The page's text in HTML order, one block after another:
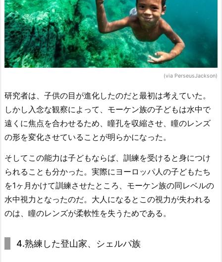
(via PerseusJackson)
研究者は、子供の目が進化したのだと最初は考えていた。
しかし入念な観察によって、モーケン族の子どもは水中で
遠くに焦点を合わせるため、瞳孔を収縮させ、瞳のレンズ
の形を変化させていることが明らかになった。
そしてこの能力は子どもならば、訓練を受けると身につけ
られることも分かった。実際にヨーロッパ人の子どもたち
を1ヶ月かけて訓練させたところ、モーケン族の同レベルの
水中視力となったのだ。大人になるとこの視力が失われる
のは、瞳のレンズが柔軟性を失うためである。
4.熟練した登山家、シェルパ族